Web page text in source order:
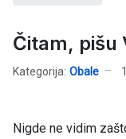
Čitam, pišu
Kategorija: Obale
Nigde ne vidim